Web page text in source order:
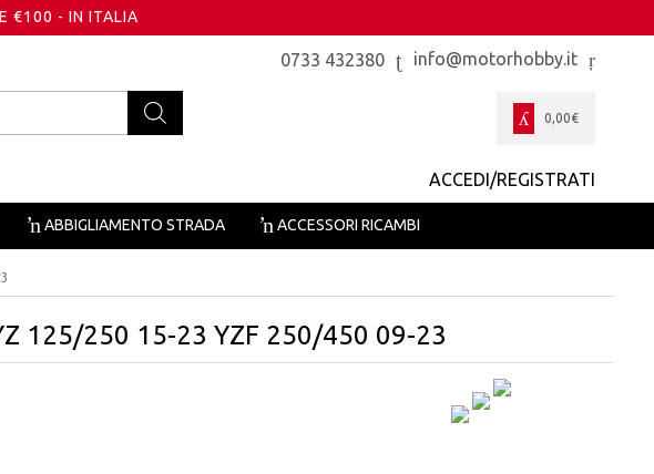
€100 - IN ITALIA
info@motorhobby.it
0733 432380
0,00€
ACCEDI/REGISTRATI
ABBIGLIAMENTO STRADA ACCESSORI RICAMBI
125/250 15-23 YZF 250/450 09-23